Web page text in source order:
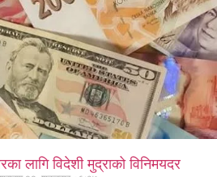
लागि विदेशी मुद्राको विनिमयदर